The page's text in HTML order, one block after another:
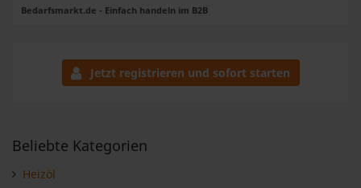
Bedarfsmarkt.de - Einfach handeln im B2B
Jetzt registrieren und sofort starten
Beliebte Kategorien
Heizöl